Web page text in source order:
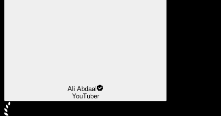
Ali Abdaal
YouTuber